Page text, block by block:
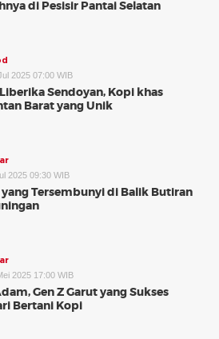
di Pesisir Pantai Selatan
2025 07:00 WIB
Sendoyan, Kopi khas
Barat yang Unik
2025 09:30 WIB
Tersembunyi di Balik Butiran
2025 17:00 WIB
Gen Z Garut yang Sukses
Bertani Kopi